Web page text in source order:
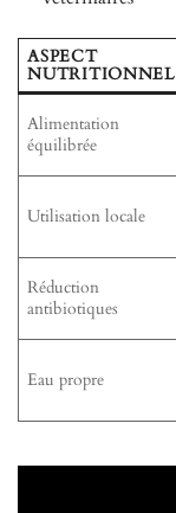
ASPECT
NUTRITIONNEL
Alimentation
équilibrée
Utilisation locale
Réduction
antibiotiques
Eau propre